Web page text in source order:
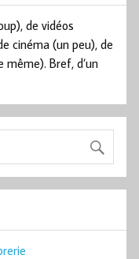
de vidéos
cinéma (un peu), de
Bref, d’un